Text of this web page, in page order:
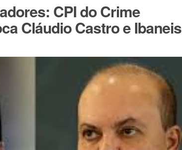
CPI do Crime
Cláudio Castro e Ibaneis